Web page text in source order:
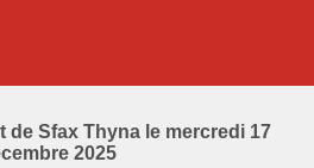
de Sfax Thyna le mercredi 17
2025